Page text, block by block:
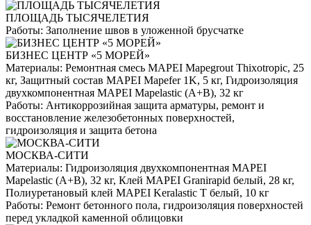
ПЛОЩАДЬ ТЫСЯЧЕЛЕТИЯ
Работы: Заполнение швов в уложенной брусчатке
БИЗНЕС ЦЕНТР «5 МОРЕЙ»
Материалы: Ремонтная смесь MAPEI Mapegrout Thixotropic, 25
кг, Защитный состав MAPEI Mapefer 1K, 5 кг, Гидроизоляция
двухкомпонентная MAPEI Mapelastic (А+B), 32 кг
Работы: Антикоррозийная защита арматуры, ремонт и
восстановление железобетонных поверхностей,
гидроизоляция и защита бетона
МОСКВА-СИТИ
Материалы: Гидроизоляция двухкомпонентная MAPEI
Mapelastic (А+B), 32 кг, Клей MAPEI Granirapid белый, 28 кг,
Полиуретановый клей MAPEI Keralastic T белый, 10 кг
Работы: Ремонт бетонного пола, гидроизоляция поверхностей
перед укладкой каменной облицовки